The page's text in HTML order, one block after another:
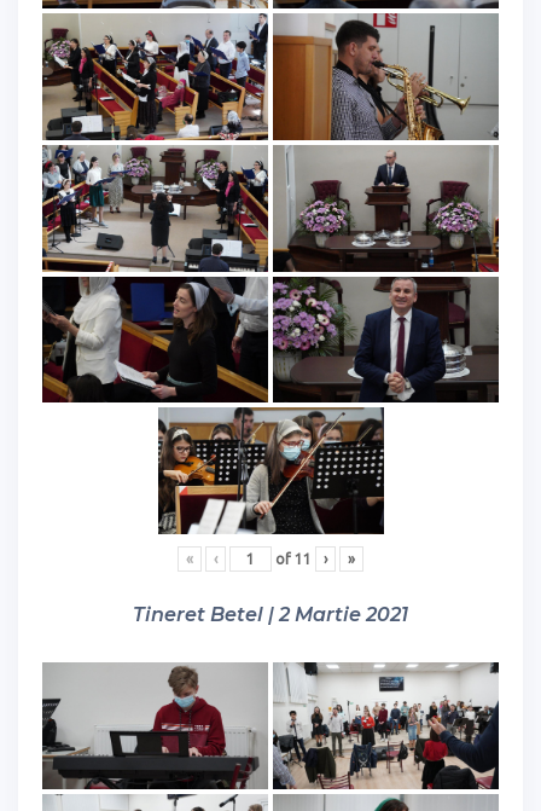
« ‹ of 11 › »
Tineret Betel | 2 Martie 2021